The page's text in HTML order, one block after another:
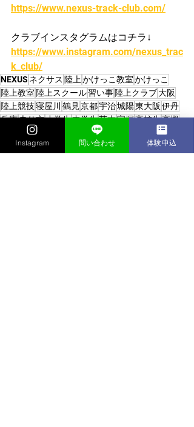
https://www.nexus-track-club.com/
クラブインスタグラムはコチラ↓
https://www.instagram.com/nexus_trac
k_club/
NEXUS ネクサス 陸上かけっこ教室かけっこ
陸上教室 陸上スクール習い事陸上クラブ大阪
陸上競技寝屋川 鶴見京都宇治城陽東大阪 伊丹
兵庫走り方小学生中学生茨木宝塚高校生高槻
かけっこクラブ/陸上クラブ
Instagram 問い合わせ 体験申込